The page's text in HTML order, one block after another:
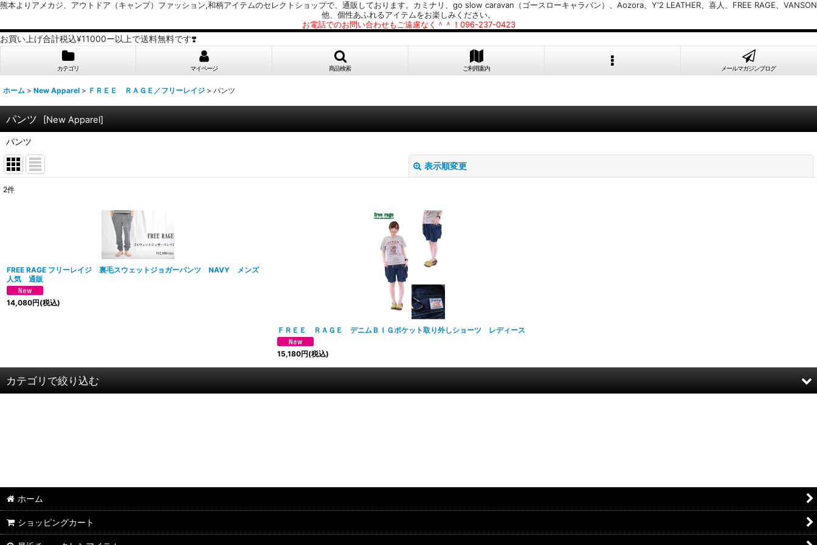
熊本よりアメカジ、アウトドア（キャンプ）ファッション,和柄アイテムのセレクトショップで、通販しております。カミナリ、go slow caravan（ゴースローキャラバン）、Aozora、Y'2 LEATHER、喜人、FREE RAGE、VANSON
他、個性あふれるアイテムをお楽しみください。
お電話でのお問い合わせもご遠慮なく＾＾！096-237-0423
お買い上げ合計税込¥11000ー以上で送料無料です❣️
カテゴリ マイページ 商品検索 ご利用案内 メールマガジンブログ
ホーム > New Apparel > ＦＲＥＥ ＲＡＧＥ／フリーレイジ > パンツ
パンツ [New Apparel]
パンツ
表示順変更
絞り込む
2件
FREE RAGE フリーレイジ 裏毛スウェットジョガーパンツ NAVY メンズ
人気 通販
14,080円(税込)
ＦＲＥＥ ＲＡＧＥ デニムＢＩＧポケット取り外しショーツ レディース
15,180円(税込)
カテゴリで絞り込む
パンツ
ホーム
ショッピングカート